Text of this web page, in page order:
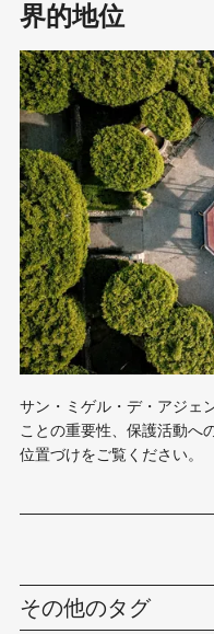
界的地位
サン・ミゲル・デ・アジェ
ことの重要性、保護活動へ
位置づけをご覧ください。
その他のタグ